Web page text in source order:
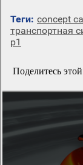
Теги: concept
транспортная
р1